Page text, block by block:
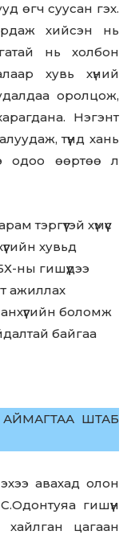
өгч суусан гэх.
хийсэн нь
нь холбон
хувь хүний
оролцож,
Нэгэнт
түүнд хань
одоо өөртөө л
тэргүүтэй хүмүүс
хувьд
ны гишүүдээ
ажиллах
боломж
байгаа
ШТАБ
авахад олон
гишүүн
хайлган цагаан